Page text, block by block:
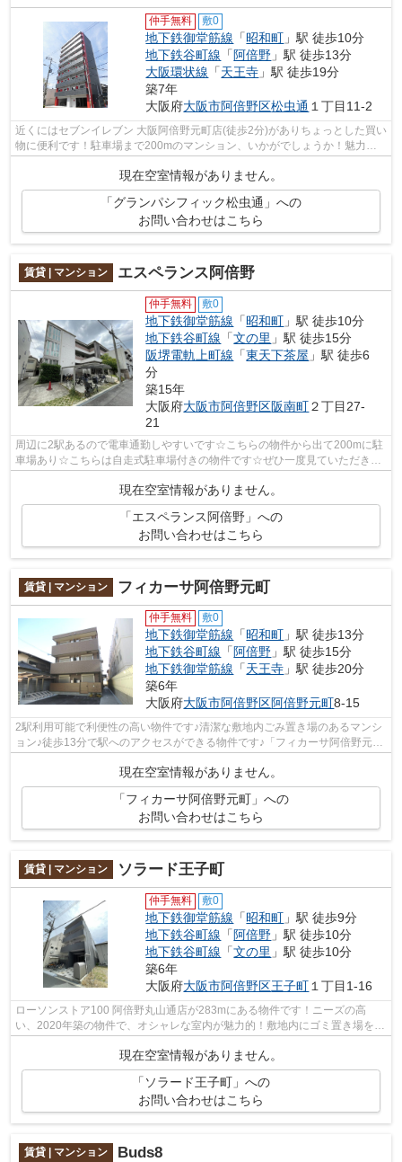
仲手無料 敷0
地下鉄御堂筋線 「昭和町 」駅 徒歩10分
地下鉄谷町線 「 阿倍野 」駅 徒歩13分
大阪環状線 「天王寺 」駅 徒歩19分
築7年
大阪府大阪市阿倍野区松虫通 １丁目11-2
近くにはセブンイレブン 大阪阿倍野元町店(徒歩2分)がありちょっとした買い
物に便利です！駐車場まで200mのマンション、いかがでしょうか！魅力的
現在空室情報がありません。
「グランパシフィック松虫通」への
お問い合わせはこちら
賃貸 | マンション エスペランス阿倍野
仲手無料 敷0
地下鉄御堂筋線 「昭和町 」駅 徒歩10分
地下鉄谷町線 「文の里 」駅 徒歩15分
阪堺電軌上町線 「東天下茶屋 」駅 徒歩6
分
築15年
大阪府大阪市阿倍野区阪南町２丁目27-
21
周辺に2駅あるので電車通勤しやすいです☆こちらの物件から出て200mに駐
車場あり☆こちらは自走式駐車場付きの物件です☆ぜひ一度見ていただきた
い、「エスペランス阿倍野」です☆大阪市阿...
現在空室情報がありません。
「エスペランス阿倍野」への
お問い合わせはこちら
賃貸 | マンション フィカーサ阿倍野元町
仲手無料 敷0
地下鉄御堂筋線 「昭和町 」駅 徒歩13分
地下鉄谷町線 「 阿倍野 」駅 徒歩15分
地下鉄御堂筋線 「天王寺 」駅 徒歩20分
築6年
大阪府大阪市阿倍野区阿倍野元町8-15
2駅利用可能で利便性の高い物件です♪清潔な敷地内ごみ置き場のあるマンシ
ョン♪徒歩13分で駅へのアクセスができる物件です♪「フィカーサ阿倍野元
現在空室情報がありません。
「フィカーサ阿倍野元町」への
お問い合わせはこちら
賃貸 | マンション ソラード王子町
仲手無料 敷0
地下鉄御堂筋線 「昭和町 」駅 徒歩9分
地下鉄谷町線 「 阿倍野 」駅 徒歩10分
地下鉄谷町線 「文の里 」駅 徒歩10分
築6年
大阪府大阪市阿倍野区王子町 １丁目1-16
ローソンストア100 阿倍野丸山通店が283mにある物件です！ニーズの高
い、2020年築の物件で、オシャレな室内が魅力的！敷地内にゴミ置き場を備
現在空室情報がありません。
「ソラード王子町」への
お問い合わせはこちら
賃貸 | マンション Buds8